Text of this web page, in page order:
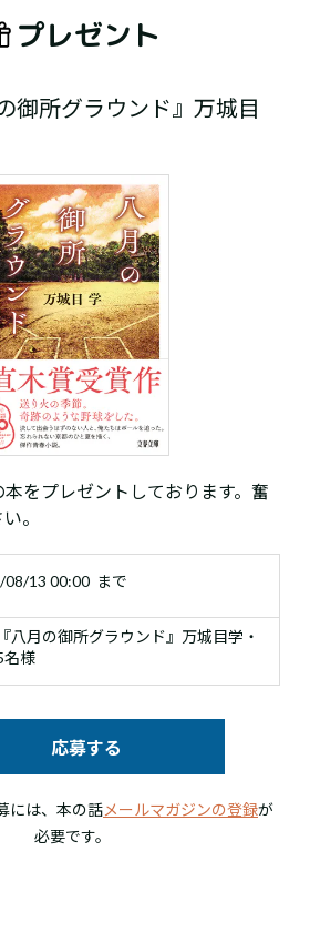
プレゼント
御所グラウンド』万城目
をプレゼントしております。奮
。
08/13 00:00 まで
八月の御所グラウンド』万城目学・
様
応募する
には、本の話メールマガジンの登録が
必要です。